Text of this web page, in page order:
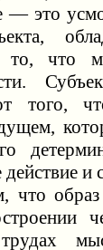
это
то, что
того,
и
образ